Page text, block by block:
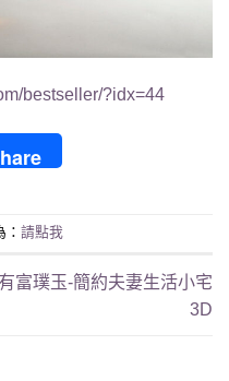
bestseller/?idx=44
請點我
有富璞玉-簡約夫妻生活小宅
3D